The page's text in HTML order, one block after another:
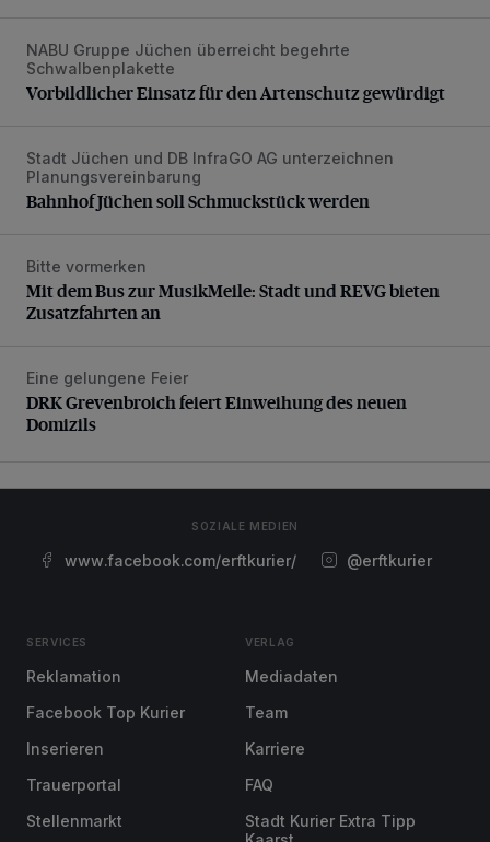
Vorbildlicher Einsatz für den Artenschutz gewürdigt
NABU Gruppe Jüchen überreicht begehrte
Schwalbenplakette
Vorbildlicher Einsatz für den Artenschutz gewürdigt
Bahnhof Jüchen soll Schmuckstück werden
Stadt Jüchen und DB InfraGO AG unterzeichnen
Planungsvereinbarung
Bahnhof Jüchen soll Schmuckstück werden
Mit dem Bus zur MusikMeile: Stadt und REVG bieten
Bitte vormerken
Mit dem Bus zur MusikMeile: Stadt und REVG bieten
Zusatzfahrten an
DRK Grevenbroich feiert Einweihung des neuen Domizils
Eine gelungene Feier
DRK Grevenbroich feiert Einweihung des neuen
Domizils
SOZIALE MEDIEN
www.facebook.com/erftkurier/ @erftkurier
SERVICES
Reklamation
Facebook Top Kurier
Inserieren
Trauerportal
Stellenmarkt
VERLAG
Mediadaten
Team
Karriere
FAQ
Stadt Kurier Extra Tipp